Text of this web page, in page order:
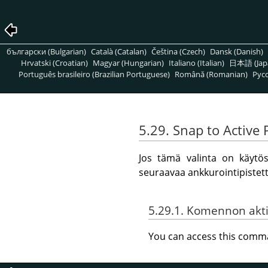
български (Bulgarian) Català (Catalan) Čeština (Czech) Dansk (Danish)
Hrvatski (Croatian) Magyar (Hungarian) Italiano (Italian) 日本語
Português brasileiro (Brazilian Portuguese) Română (Romanian)
5.29. Snap to Active
Jos tämä valinta on
seuraavaa
5.29.1. Komennon
You can access this